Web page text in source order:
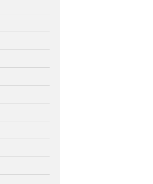
おうた合唱団
ひのきしんデー
ようぼく一斉活動日
天理時報
子ども食堂